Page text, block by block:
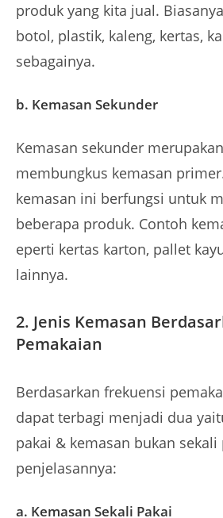
produk yang kita jual.
botol, plastik, kaleng, kertas,
sebagainya.
b. Kemasan Sekunder
Kemasan sekunder
membungkus kemasan
kemasan ini berfungsi untuk
beberapa produk. Contoh
eperti kertas karton, pallet
lainnya.
2. Jenis Kemasan
Pemakaian
Berdasarkan frekuensi
dapat terbagi menjadi dua
pakai & kemasan bukan
penjelasannya:
a. Kemasan Sekali Pakai